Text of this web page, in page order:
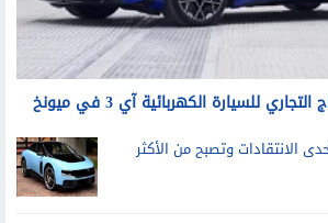
للسيارة الكهربائية آي 3 في ميونخ
الانتقادات وتصبح من الأكثر